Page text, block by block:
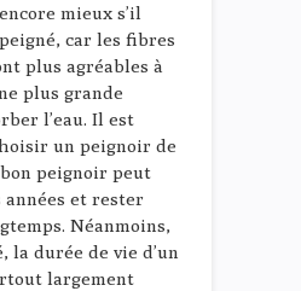
mieux s’il
car les fibres
plus agréables à
plus grande
l’eau. Il est
un peignoir de
peignoir peut
et rester
Néanmoins,
la durée de vie d’un
largement